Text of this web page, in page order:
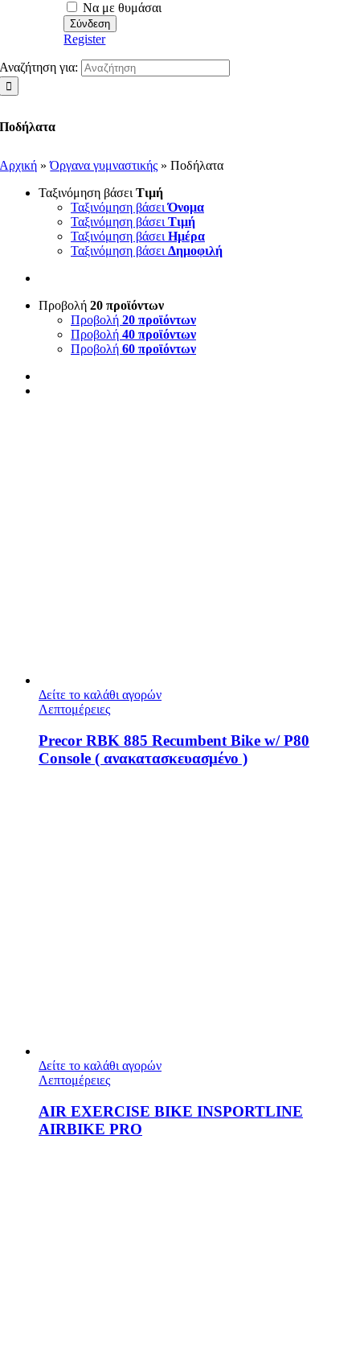
Να με θυμάσαι
Register
Αναζήτηση για:
Ποδήλατα
Αρχική »Όργανα γυμναστικής »Ποδήλατα
Ταξινόμηση βάσει Τιμή
Ταξινόμηση βάσειΌνομα
Ταξινόμηση βάσει Τιμή
Ταξινόμηση βάσει Ημέρα
Ταξινόμηση βάσει Δημοφιλή
Προβολή 20 προϊόντων
Προβολή 20 προϊόντων
Προβολή 40 προϊόντων
Προβολή 60 προϊόντων
Δείτε το καλάθι αγορών
Λεπτομέρειες
Precor RBK 885 Recumbent Bike w/ P80
Console ( ανακατασκευασμένο )
Δείτε το καλάθι αγορών
Λεπτομέρειες
AIR EXERCISE BIKE INSPORTLINE
AIRBIKE PRO